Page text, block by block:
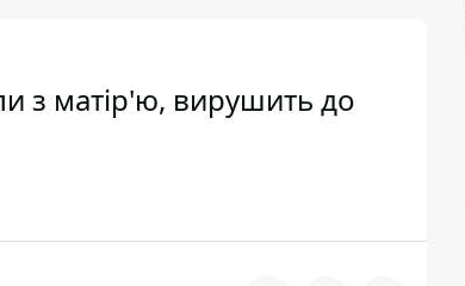
з матір'ю, вирушить до